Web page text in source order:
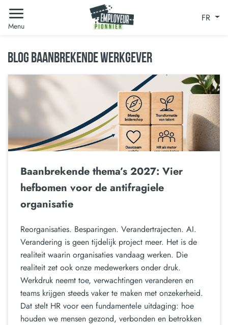
Menu
FR
BLOG BAANBREKENDE WERKGEVER
Baanbrekende thema’s 2027: Vier
hefbomen voor de antifragiele
organisatie
Reorganisaties. Besparingen. Verandertrajecten. AI.
Verandering is geen tijdelijk project meer. Het is de
realiteit waarin organisaties vandaag werken. Die
realiteit zet ook onze medewerkers onder druk.
Werkdruk neemt toe, verwachtingen veranderen en
teams krijgen steeds vaker te maken met onzekerheid.
Dat stelt HR voor een fundamentele uitdaging: hoe
houden we mensen gezond, verbonden en betrokken